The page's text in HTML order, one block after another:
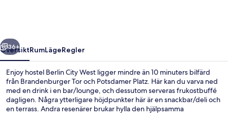
Nästa
36+
ÖversiktRumLägeRegler
Enjoy hostel Berlin City West ligger mindre än 10 minuters bilfärd
från Brandenburger Tor och Potsdamer Platz. Här kan du varva ned
med en drink i en bar/lounge, och dessutom serveras frukostbuffé
dagligen. Några ytterligare höjdpunkter här är en snackbar/deli och
en terrass. Andra resenärer brukar hylla den hjälpsamma